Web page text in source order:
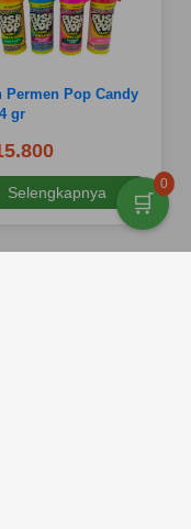
🛒
0
Permen Pop Candy
gr
Selengkapnya